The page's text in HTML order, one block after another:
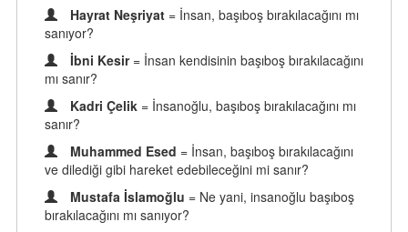
Hayrat Neşriyat = İnsan, başıboş bırakılacağını mı
sanıyor?
İbni Kesir = İnsan kendisinin başıboş bırakılacağını
mı sanır?
Kadri Çelik = İnsanoğlu, başıboş bırakılacağını mı
sanır?
Muhammed Esed = İnsan, başıboş bırakılacağını
ve dilediği gibi hareket edebileceğini mi sanır?
Mustafa İslamoğlu = Ne yani, insanoğlu başıboş
bırakılacağını mı sanıyor?